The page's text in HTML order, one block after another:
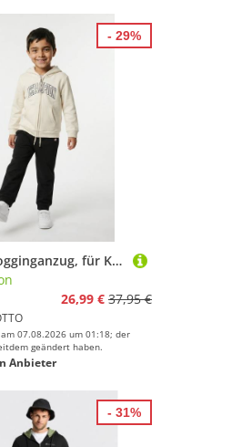
Champion Jogginganzug, für Kinder, mit Kapuze, aus Baumwolle und Polyester
26,99 € 37,95 €
07.08.2026 um 01:18; der
geändert haben.
Anbieter
- 29%
- 31%